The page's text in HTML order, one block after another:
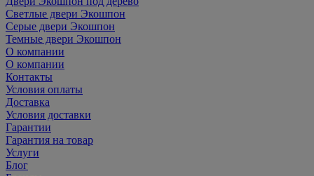
Светлые двери Экошпон
Серые двери Экошпон
Темные двери Экошпон
О компании
О компании
Контакты
Условия оплаты
Доставка
Условия доставки
Гарантии
Гарантия на товар
Услуги
Блог